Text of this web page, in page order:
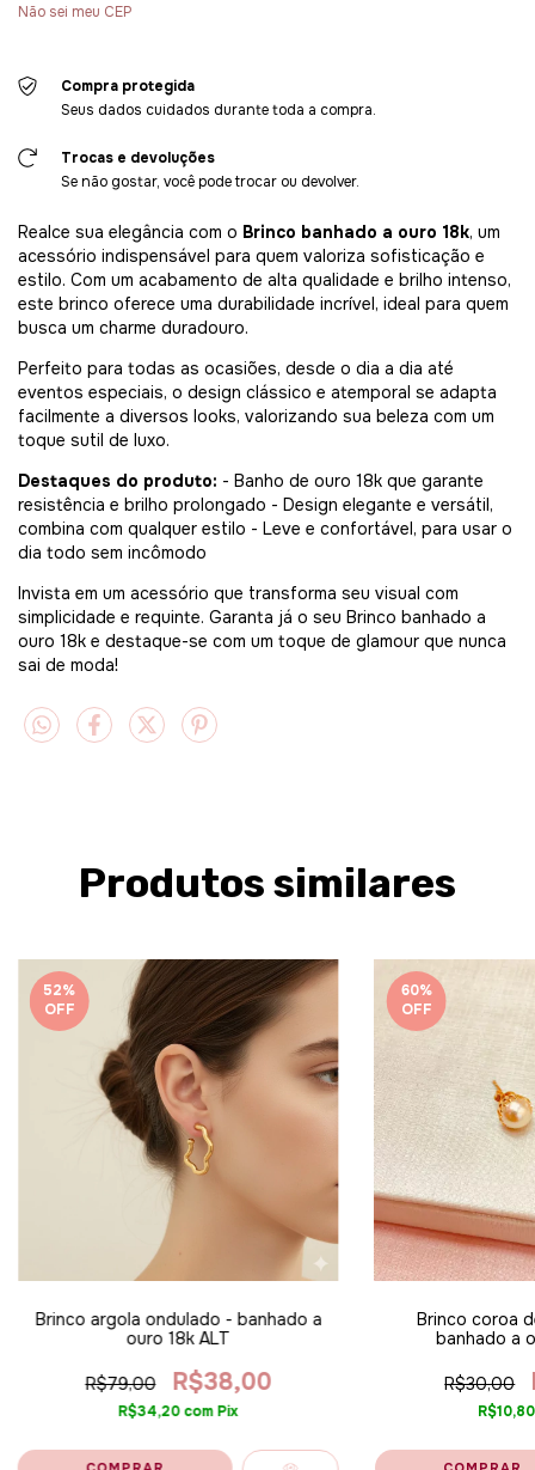
Não sei meu CEP
Compra protegida
Seus dados cuidados durante toda a compra.
Trocas e devoluções
Se não gostar, você pode trocar ou devolver.
Realce sua elegância com o Brinco banhado a ouro 18k, um
acessório indispensável para quem valoriza sofisticação e
estilo. Com um acabamento de alta qualidade e brilho intenso,
este brinco oferece uma durabilidade incrível, ideal para quem
busca um charme duradouro.
Perfeito para todas as ocasiões, desde o dia a dia até
eventos especiais, o design clássico e atemporal se adapta
facilmente a diversos looks, valorizando sua beleza com um
toque sutil de luxo.
Destaques do produto: - Banho de ouro 18k que garante
resistência e brilho prolongado - Design elegante e versátil,
combina com qualquer estilo - Leve e confortável, para usar o
dia todo sem incômodo
Invista em um acessório que transforma seu visual com
simplicidade e requinte. Garanta já o seu Brinco banhado a
ouro 18k e destaque-se com um toque de glamour que nunca
sai de moda!
Produtos similares
52%
OFF
Brinco argola ondulado - banhado a
ouro 18k ALT
R$79,00 R$38,00
R$34,20comPix
60%
OFF
Brinco coroa
banhado a
R$30,00